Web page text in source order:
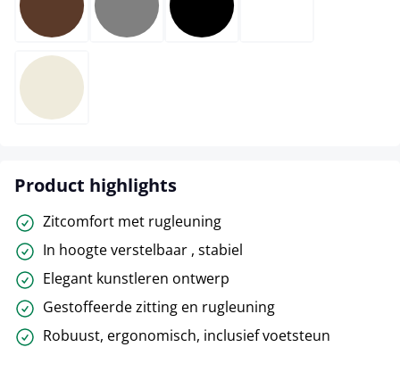
bruin zwart
creme
Product highlights
Zitcomfort met rugleuning
In hoogte verstelbaar , stabiel
Elegant kunstleren ontwerp
Gestoffeerde zitting en rugleuning
Robuust, ergonomisch, inclusief voetsteun